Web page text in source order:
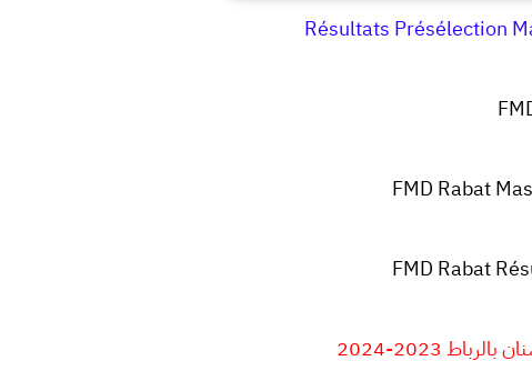
Résultats Présélection
FMD Rabat
FMD Rabat
2023-2024